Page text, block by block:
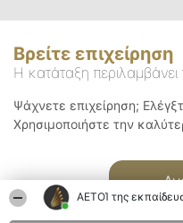
ΑΕΤΟΊ της
Βρείτε επιχείρηση
Η κατάταξη
Ψάχνετε επιχείρηση;
Χρησιμοποιήστε την